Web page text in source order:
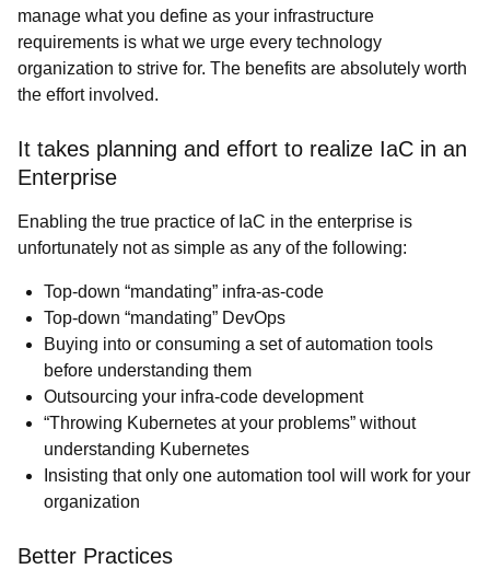
manage what you define as your infrastructure
requirements is what we urge every technology
organization to strive for. The benefits are absolutely worth
the effort involved.
It takes planning and effort to realize IaC in an
Enterprise
Enabling the true practice of IaC in the enterprise is
unfortunately not as simple as any of the following:
Top-down “mandating” infra-as-code
Top-down “mandating” DevOps
Buying into or consuming a set of automation tools
before understanding them
Outsourcing your infra-code development
“Throwing Kubernetes at your problems” without
understanding Kubernetes
Insisting that only one automation tool will work for your
organization
Better Practices